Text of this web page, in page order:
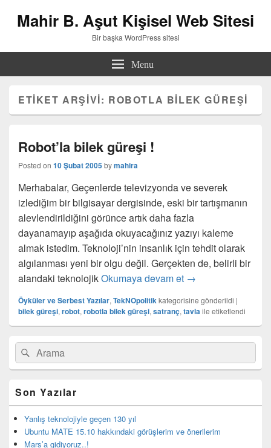
Mahir B. Aşut Kişisel Web Sitesi
Bir başka WordPress sitesi
Menu
ETIKET ARŞIVI: ROBOTLA BILEK GÜREŞI
Robot’la bilek güreşi !
Posted on 10 Şubat 2005bymahira
Merhabalar, Geçenlerde televizyonda ve severek
izlediğim bir bilgisayar dergisinde, eski bir tartışmanın
alevlendirildiğini görünce artık daha fazla
dayanamayıp aşağıda okuyacağınız yazıyı kaleme
almak istedim. Teknoloji’nin insanlık için tehdit olarak
algılanması yeni bir olgu değil. Gerçekten de, belirli bir
alandaki teknolojikOkumaya devam et Robot’la bilek
→
Öyküler ve Serbest Yazılar, TekNOpolitikkategorisine gönderildi |
bilek güreşi, robot, robotla bilek güreşi, satranç, tavlaile etiketlendi
Birincil
bar
eklenti
Search
for:
Ara
Son Yazılar
Yanlış teknolojiyle geçen 130 yıl
Ubuntu MATE 15.10 hakkındaki görüşlerim ve önerilerim
Mars’a gidiyoruz..!